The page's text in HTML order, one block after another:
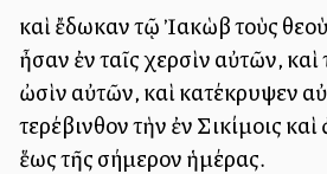
καὶ ἔδωκαν τῷ Ἰακὼβ τοὺς θεοὺς
ἦσαν ἐν ταῖς χερσὶν αὐτῶν, καὶ
ὠσὶν αὐτῶν, καὶ κατέκρυψεν
τερέβινθον τὴν ἐν Σικίμοις
ἕως τῆς σήμερον ἡμέρας.